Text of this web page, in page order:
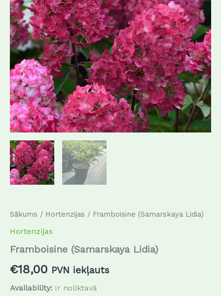
Sākums / Hortenzijas / Framboisine (Samarskaya Lidia)
Hortenzijas
Framboisine (Samarskaya Lidia)
€18,00 PVN iekļauts
Availability: Ir noliktavā